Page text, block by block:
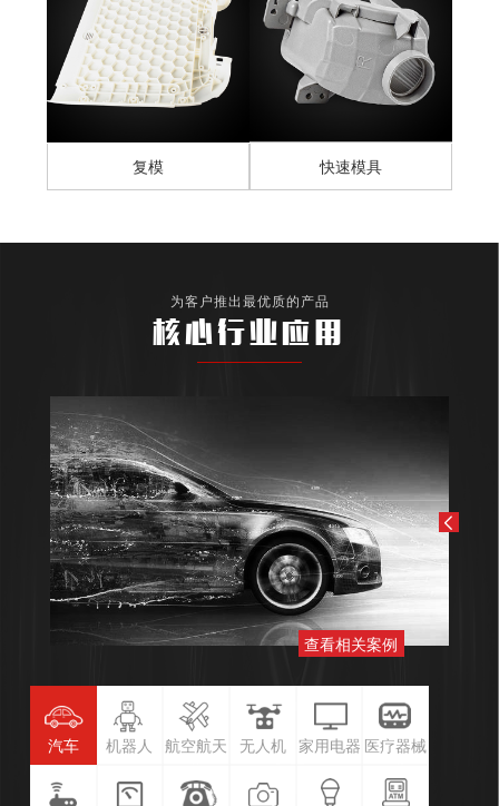
复模 快速模具
为客户推出最优质的产品
核心行业应用
查看相关案例
汽车 机器人 航空航天 无人机 家用电器 医疗器械